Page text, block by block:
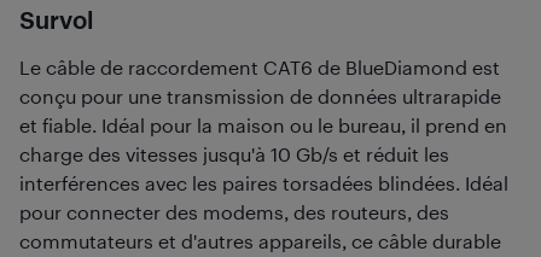
Survol
Le câble de raccordement CAT6 de BlueDiamond est
conçu pour une transmission de données ultrarapide
et fiable. Idéal pour la maison ou le bureau, il prend en
charge des vitesses jusqu'à 10 Gb/s et réduit les
interférences avec les paires torsadées blindées. Idéal
pour connecter des modems, des routeurs, des
commutateurs et d'autres appareils, ce câble durable